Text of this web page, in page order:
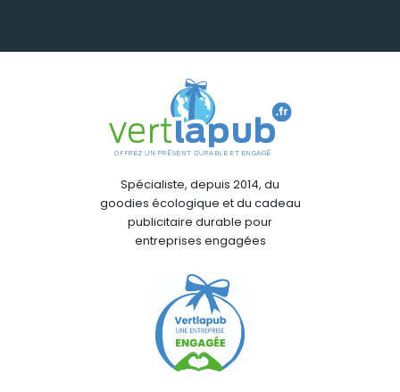
Spécialiste, depuis 2014, du
goodies écologique et du cadeau
publicitaire durable pour
entreprises engagées